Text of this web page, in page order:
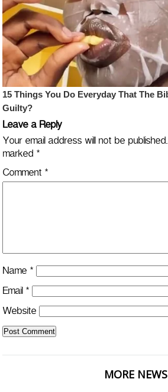
Leave a Reply
Your email address will not be published.
marked *
Comment *
Name *
Email *
Website
MORE NEWS